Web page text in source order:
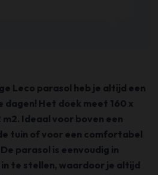
Leco parasol heb je altijd een
dagen! Het doek meet 160 x
Ideaal voor boven een
tuin of voor een comfortabel
parasol is eenvoudig in
te stellen, waardoor je altijd